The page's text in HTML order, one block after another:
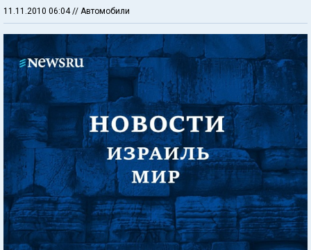
11.11.2010 06:04// Автомобили